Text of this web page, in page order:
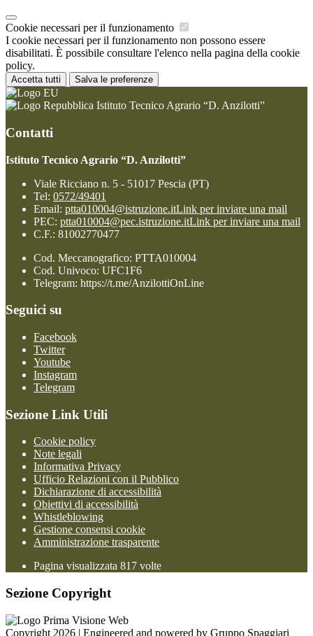
Cookie necessari per il funzionamento
I cookie necessari per il funzionamento non possono essere
disabilitati. È possibile consultare l'elenco nella pagina della cookie
policy.
Accetta tutti Salva le preferenze
Istituto Tecnico Agrario “D. Anzilotti”
Contatti
Istituto Tecnico Agrario “D. Anzilotti”
Viale Ricciano n. 5 - 51017 Pescia (PT)
Tel: 0572/49401
Email: ptta010004@istruzione.itLink per inviare una mail
PEC: ptta010004@pec.istruzione.itLink per inviare una mail
C.F.: 81002770477
Cod. Meccanografico: PTTA010004
Cod. Univoco: UFC1F6
Telegram: https://t.me/AnzilottiOnLine
Seguici su
Facebook
Twitter
Youtube
Instagram
Telegram
Sezione Link Utili
Cookie policy
Note legali
Informativa Privacy
Ufficio Relazioni con il Pubblico
Dichiarazione di accessibilità
Obiettivi di accessibilità
Whistleblowing
Gestione consensi cookie
Amministrazione trasparente
Pagina visualizzata 817 volte
Sezione Copyright
Copyright 2026 | Engineered and powered by Gruppo Spaggiari